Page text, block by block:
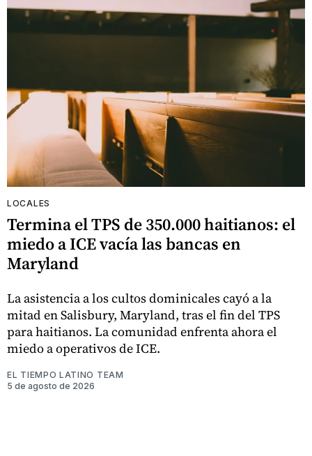
LOCALES
Termina el TPS de 350.000 haitianos: el
miedo a ICE vacía las bancas en
Maryland
La asistencia a los cultos dominicales cayó a la
mitad en Salisbury, Maryland, tras el fin del TPS
para haitianos. La comunidad enfrenta ahora el
miedo a operativos de ICE.
EL TIEMPO LATINO TEAM
5 de agosto de 2026